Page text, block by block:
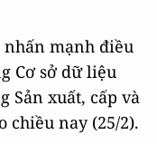
nhấn mạnh điều
Cơ sở dữ liệu
Sản xuất, cấp và
chiều nay (25/2).